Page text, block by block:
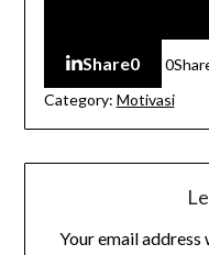
Share0 0
Category: Motivasi
Your email